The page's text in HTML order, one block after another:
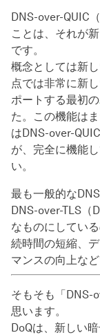
DNS-over-QUIC
ことは、それが
です。
概念としては新
点では非常に新
ポートする最初の
た。この機能は
はDNS-over-
が、完全に機能
い。
最も一般的な
DNS-over-TLS（
なものにしてい
続時間の短縮、
マンスの向上など
そもそも「DNS-
思います。
DoQは、新しい